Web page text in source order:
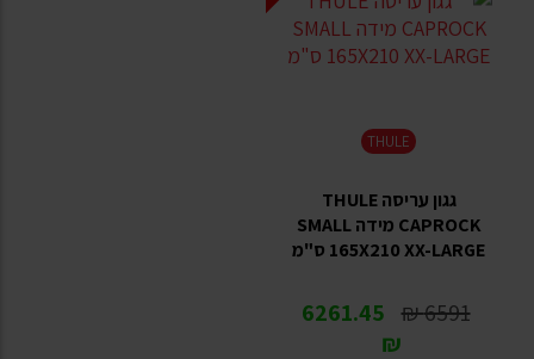
THULE
גגון עריסה THULE
CAPROCK מידה SMALL
165X210 XX-LARGE ס"מ
6591 ₪
6261.45
₪